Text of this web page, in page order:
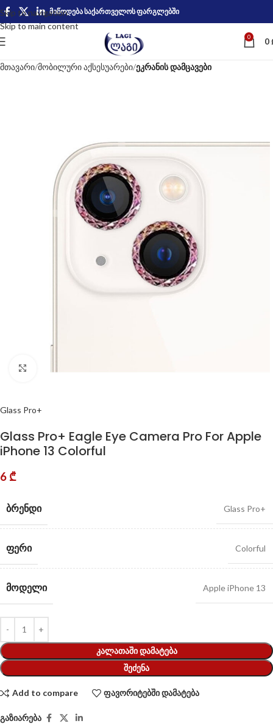
Skip to navigation
Skip to main content
მიწოდება საქართველოს ფარგლებში
0 0
მთავარი მობილური აქსესუარები ეკრანის დამცავები
Glass Pro+
Glass Pro+ Eagle Eye Camera Pro For Apple
iPhone 13 Colorful
6 ₾
ᲑᲠᲔᲜᲓᲘ Glass Pro+
ᲤᲔᲠᲘ Colorful
ᲛᲝᲓᲔᲚᲘ Apple iPhone 13
ᲙᲐᲚᲐᲗᲐᲨᲘ ᲓᲐᲛᲐᲢᲔᲑᲐ
ᲨᲔᲫᲔᲜᲐ
Add to compare ფავორიტებში დამატება
გაზიარება